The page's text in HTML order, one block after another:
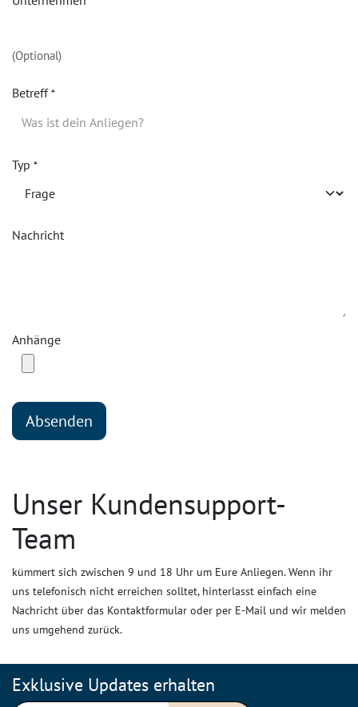
(Optional)
Betreff *
Typ *
Nachricht
Anhänge
Absenden
Unser Kundensupport-
Team
kümmert sich zwischen 9 und 18 Uhr um Eure Anliegen. Wenn ihr
uns telefonisch nicht erreichen solltet, hinterlasst einfach eine
Nachricht über das Kontaktformular oder per E-Mail und wir melden
uns umgehend zurück.
Exklusive Updates erhalten